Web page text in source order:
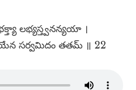
లభ్యస్త్వనన్యయా ।
సర్వమిదం తతమ్​ ॥ 22